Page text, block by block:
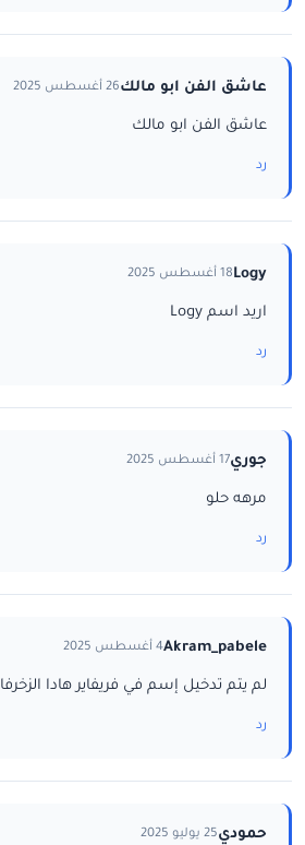
عاشق الفن ابو مالك26 أغسطس 2025
عاشق الفن ابو مالك
رد
Logy18 أغسطس 2025
اريد اسم Logy
رد
جوري17 أغسطس 2025
مرهه حلو
رد
Akram_pabele4 أغسطس 2025
لم يتم تدخيل إسم في فريفاير هادا الزخرفا
رد
حمودي25 يوليو 2025